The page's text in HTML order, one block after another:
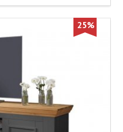
25%